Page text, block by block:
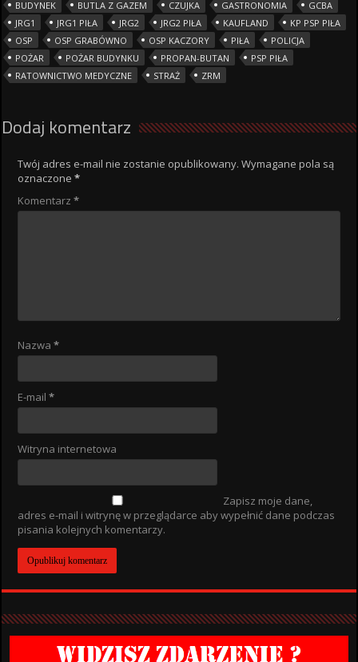
BUDYNEK BUTLA Z GAZEM CZUJKA GASTRONOMIA
GCBA
JRG1
JRG1 PIŁA JRG2 JRG2 PIŁA KAUFLAND
KP PSP PIŁA
OSP
OSP GRABÓWNO OSP KACZORY PIŁA
POLICJA
POŻAR
POŻAR BUDYNKU PROPAN-BUTAN
PSP PIŁA
RATOWNICTWO MEDYCZNE
STRAŻ ZRM
Dodaj komentarz
Twój adres e-mail nie zostanie opublikowany. Wymagane pola są
oznaczone*
Komentarz*
Nazwa*
E-mail*
Witryna internetowa
Zapisz moje dane,
adres e-mail i witrynę w przeglądarce aby wypełnić dane podczas
pisania kolejnych komentarzy.